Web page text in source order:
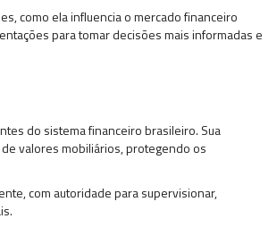
como ela influencia o mercado financeiro
para tomar decisões mais informadas e
do sistema financeiro brasileiro. Sua
valores mobiliários, protegendo os
com autoridade para supervisionar,